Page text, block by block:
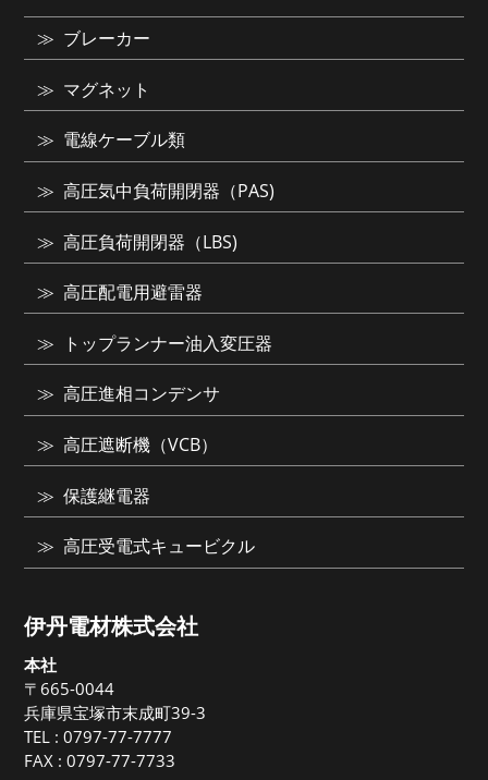
伊丹電材株式会社
本社
〒665-0044
兵庫県宝塚市末成町39-3
TEL :0797-77-7777
FAX : 0797-77-7733
ブレーカー
マグネット
電線ケーブル類
高圧気中負荷開閉器（PAS)
高圧負荷開閉器（LBS)
高圧配電用避雷器
トップランナー油入変圧器
高圧進相コンデンサ
高圧遮断機（VCB）
保護継電器
高圧受電式キュービクル